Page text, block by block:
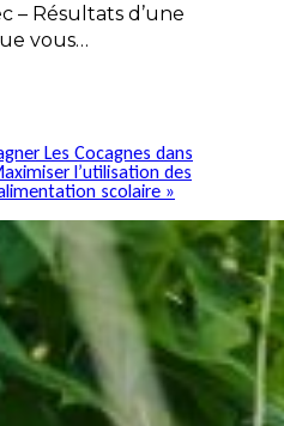
– Résultats d’une
vous…
Les Cocagnes dans
l’utilisation des
scolaire »